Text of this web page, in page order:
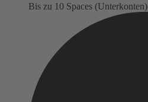
Bis zu 10 Spaces (Unterkonten)